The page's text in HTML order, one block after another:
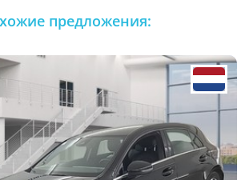
предложения: